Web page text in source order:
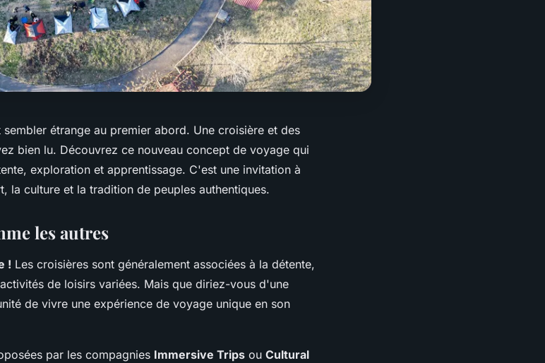
étrange au premier abord. Une croisière et des
bien lu. Découvrez ce nouveau concept de voyage qui
exploration et apprentissage. C'est une invitation à
la culture et la tradition de peuples authentiques.
les autres
! Les croisières sont généralement associées à la détente,
de loisirs variées. Mais que diriez-vous d'une
de vivre une expérience de voyage unique en son
par les compagnies Immersive Trips ou Cultural